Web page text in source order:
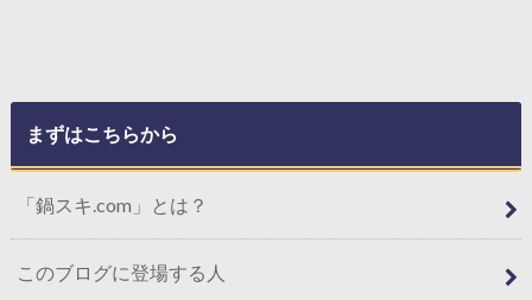
まずはこちらから
「鍋スキ.com」とは？
このブログに登場する人